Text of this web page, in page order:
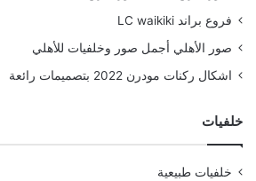
فروع براند LC waikiki
صور الأهلي أجمل صور وخلفيات للأهلي
اشكال ركنات مودرن 2022 بتصميمات رائعة
خلفيات
خلفيات طبيعية